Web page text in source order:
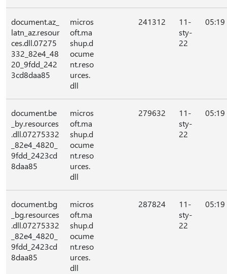
document.az_
latn_az.resour
ces.dll.07275
332_82e4_48
20_9fdd_242
3cd8daa85
micros
oft.ma
shup.d
ocume
nt.reso
urces.
dll
241312
11-
sty-
22
05:19
document.be
_by.resources
.dll.07275332
_82e4_4820_
9fdd_2423cd
8daa85
micros
oft.ma
shup.d
ocume
nt.reso
urces.
dll
279632
11-
sty-
22
05:19
document.bg
_bg.resources
.dll.07275332
_82e4_4820_
9fdd_2423cd
8daa85
micros
oft.ma
shup.d
ocume
nt.reso
urces.
dll
287824
11-
sty-
22
05:19